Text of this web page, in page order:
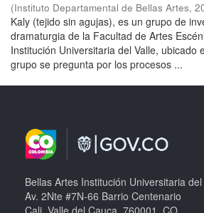
(Instituto Departamental de Bellas Artes,
Kaly (tejido sin agujas), es un grupo de
dramaturgia de la Facultad de Artes
Institución Universitaria del Valle, ubicado
grupo se pregunta por los procesos ...
Bellas Artes Institución Universitaria del
Av. 2Nte #7N-66 Barrio Centenario
Cali, Valle del Cauca, 760001, CO